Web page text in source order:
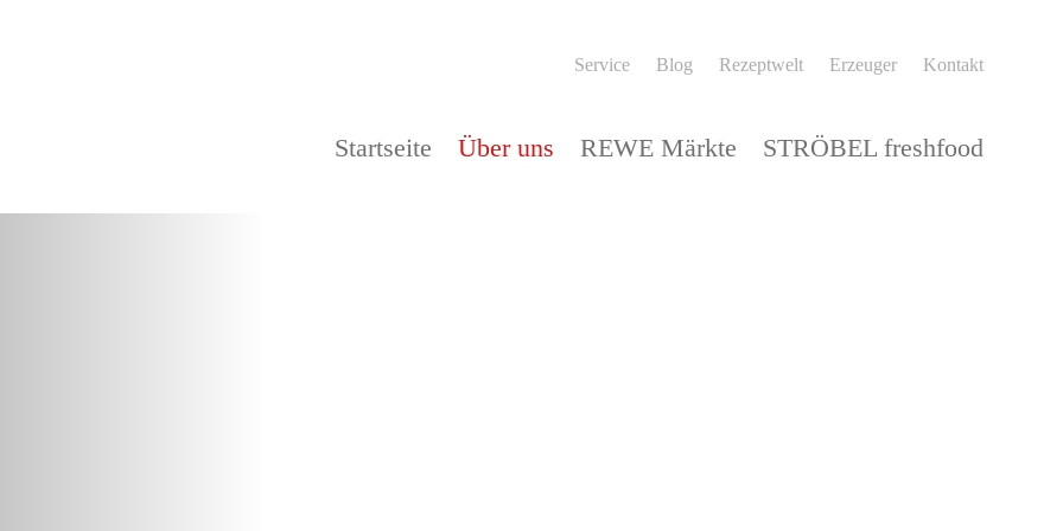
Service Blog Rezeptwelt Erzeuger Kontakt
Startseite Über uns REWE Märkte STRÖBEL freshfood